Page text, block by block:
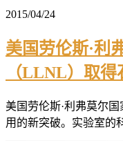
2015/04/24
美国劳伦斯·利
（LLNL）取
美国劳伦斯·利弗莫尔
用的新突破。实验室的